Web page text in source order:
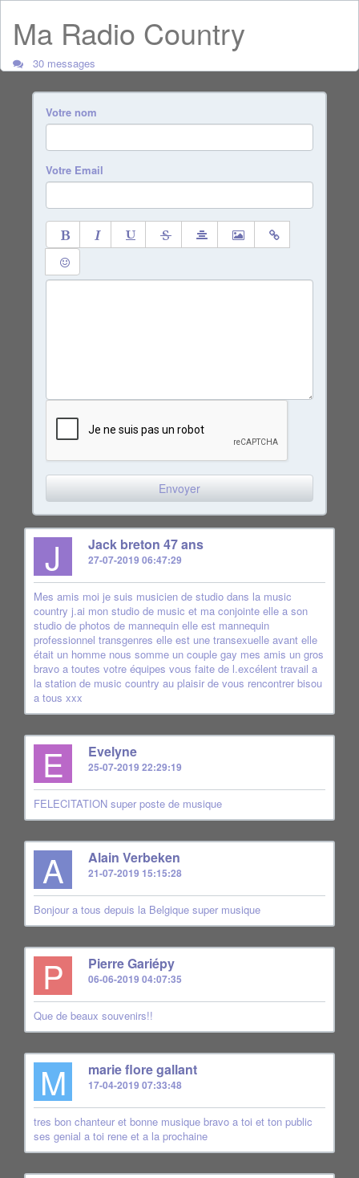
Ma Radio Country
30 messages
Votre nom
Votre Email
J Jack breton 47 ans
27-07-2019 06:47:29
Mes amis moi je suis musicien de studio dans la music
country j.ai mon studio de music et ma conjointe elle a son
studio de photos de mannequin elle est mannequin
professionnel transgenres elle est une transexuelle avant elle
était un homme nous somme un couple gay mes amis un gros
bravo a toutes votre équipes vous faite de l.excélent travail a
la station de music country au plaisir de vous rencontrer bisou
a tous xxx
E Evelyne
25-07-2019 22:29:19
FELECITATION super poste de musique
A Alain Verbeken
21-07-2019 15:15:28
Bonjour a tous depuis la Belgique super musique
P Pierre Gariépy
06-06-2019 04:07:35
Que de beaux souvenirs!!
M marie flore gallant
17-04-2019 07:33:48
tres bon chanteur et bonne musique bravo a toi et ton public
ses genial a toi rene et a la prochaine